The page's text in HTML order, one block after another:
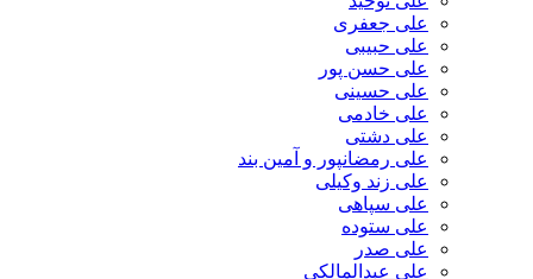
علی جعفری
علی حبیبی
علی حسن پور
علی حسینی
علی خادمی
علی دشتی
علی رمضانپور و آمین بند
علی زند وکیلی
علی سپاهی
علی ستوده
علی صدر
علی عبدالمالکی